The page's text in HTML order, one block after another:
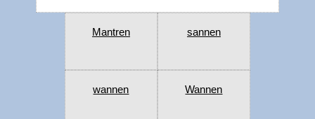
Mantren sannen
wannen Wannen